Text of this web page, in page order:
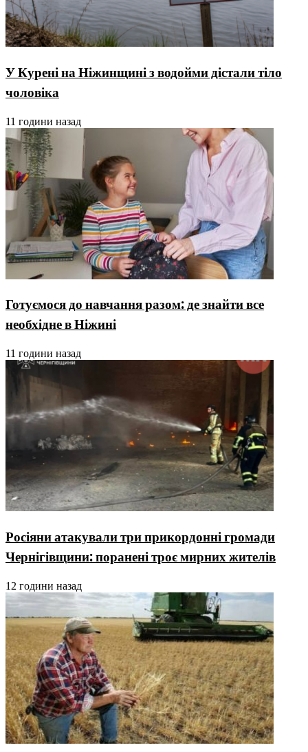
У Курені на Ніжинщині з водойми дістали тіло
чоловіка
11 години назад
Готуємося до навчання разом: де знайти все
необхідне в Ніжині
11 години назад
Росіяни атакували три прикордонні громади
Чернігівщини: поранені троє мирних жителів
12 години назад